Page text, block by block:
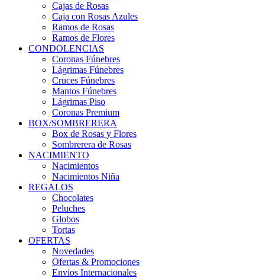
Cajas de Rosas
Caja con Rosas Azules
Ramos de Rosas
Ramos de Flores
CONDOLENCIAS
Coronas Fúnebres
Lágrimas Fúnebres
Cruces Fúnebres
Mantos Fúnebres
Lágrimas Piso
Coronas Premium
BOX/SOMBRERERA
Box de Rosas y Flores
Sombrerera de Rosas
NACIMIENTO
Nacimientos
Nacimientos Niña
REGALOS
Chocolates
Peluches
Globos
Tortas
OFERTAS
Novedades
Ofertas & Promociones
Envios Internacionales